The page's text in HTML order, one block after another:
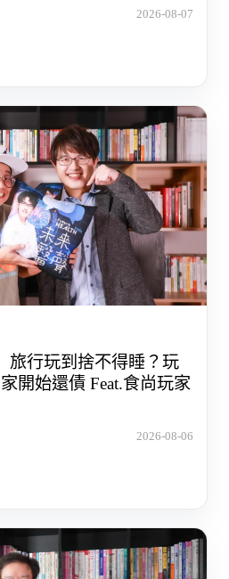
2026-08-07
旅行玩到捨不得睡？玩
開始還債 Feat.食尚玩家
2026-08-06